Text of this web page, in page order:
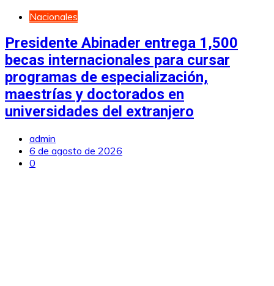
Nacionales
Presidente Abinader entrega 1,500
becas internacionales para cursar
programas de especialización,
maestrías y doctorados en
universidades del extranjero
admin
6 de agosto de 2026
0